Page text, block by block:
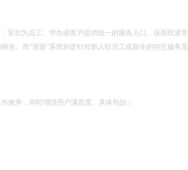
旨在为员工、学生或客户提供统一的服务入口。该系统通
块。而“迎新”系统则是针对新入职员工或新生的特定服务
效率，同时增强用户满意度。具体包括：